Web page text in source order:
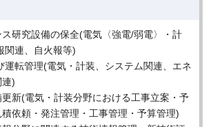
ス研究設備の保全(電気〈強電/弱電〉・計
関連、自火報等)
運転管理(電気・計装、システム関連、エネ
連)
更新(電気・計装分野における工事立案・予
依頼・発注管理・工事管理・予算管理)